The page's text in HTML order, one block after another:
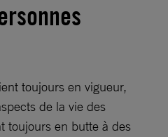
toujours en vigueur,
de la vie des
toujours en butte à des